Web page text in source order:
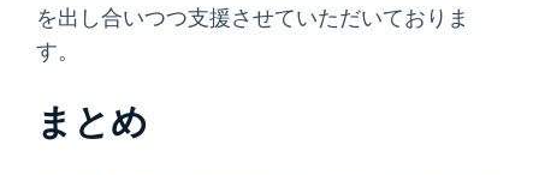
を出し合いつつ支援させていただいておりま
す。
まとめ